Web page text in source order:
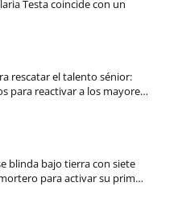
Testa coincide con un
rescatar el talento sénior:
para reactivar a los mayore…
blinda bajo tierra con siete
para activar su prim…